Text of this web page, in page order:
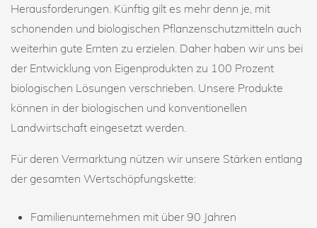
Herausforderungen. Künftig gilt es mehr denn je, mit
schonenden und biologischen Pflanzenschutzmitteln auch
weiterhin gute Ernten zu erzielen. Daher haben wir uns bei
der Entwicklung von Eigenprodukten zu 100 Prozent
biologischen Lösungen verschrieben. Unsere Produkte
können in der biologischen und konventionellen
Landwirtschaft eingesetzt werden.
Für deren Vermarktung nützen wir unsere Stärken entlang
der gesamten Wertschöpfungskette:
Familienunternehmen mit über 90 Jahren